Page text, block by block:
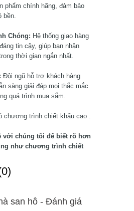
phẩm chính hãng, đảm bảo
bền.
Chóng: Hệ thống giao hàng
tin cậy, giúp bạn nhận
thời gian ngắn nhất.
Đội ngũ hỗ trợ khách hàng
sàng giải đáp mọi thắc mắc
quá trình mua sắm.
chương trình chiết khấu cao .
với chúng tôi để biết rõ hơn
như chương trình chiết
san hô - Ðánh giá